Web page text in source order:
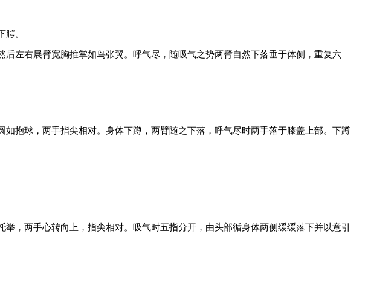
。
左右展臂宽胸推掌如鸟张翼。呼气尽，随吸气之势两臂自然下落垂于体侧，重复六
抱球，两手指尖相对。身体下蹲，两臂随之下落，呼气尽时两手落于膝盖上部。下蹲
，两手心转向上，指尖相对。吸气时五指分开，由头部循身体两侧缓缓落下并以意引